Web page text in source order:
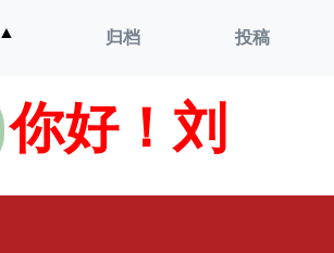
你好！刘
▲
单
归档 投稿